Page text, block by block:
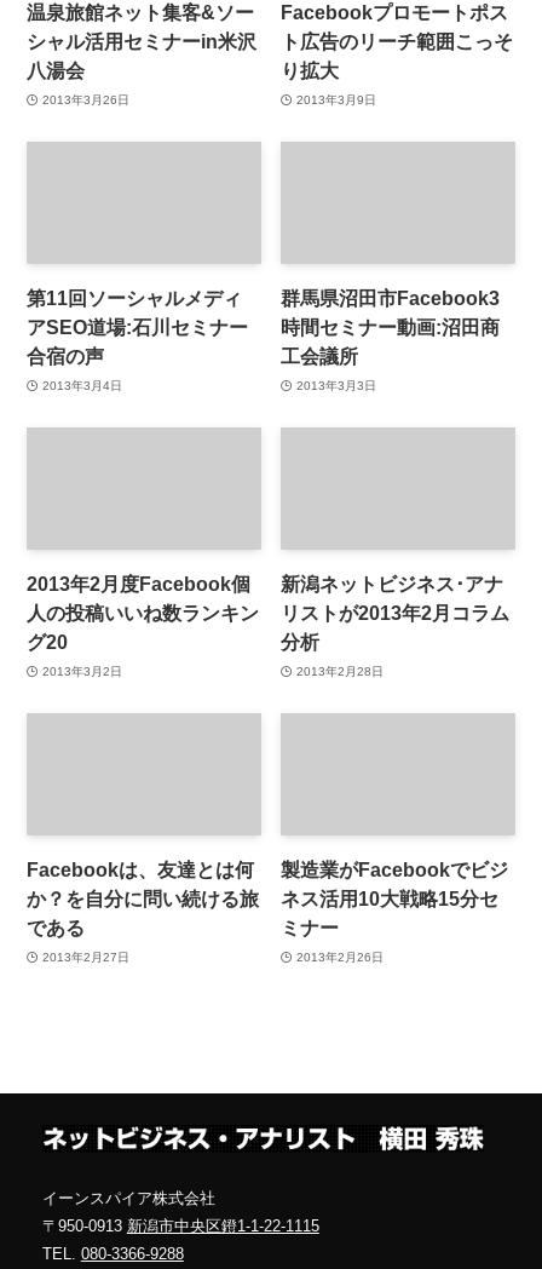
温泉旅館ネット集客&ソー
シャル活用セミナーin米沢
八湯会
2013年3月26日
Facebookプロモートポス
ト広告のリーチ範囲こっそ
り拡大
2013年3月9日
第11回ソーシャルメディ
アSEO道場:石川セミナー
合宿の声
2013年3月4日
群馬県沼田市Facebook3
時間セミナー動画:沼田商
工会議所
2013年3月3日
2013年2月度Facebook個
人の投稿いいね数ランキン
グ20
2013年3月2日
新潟ネットビジネス･アナ
リストが2013年2月コラム
分析
2013年2月28日
Facebookは、友達とは何
か？を自分に問い続ける旅
である
2013年2月27日
製造業がFacebookでビジ
ネス活用10大戦略15分セ
ミナー
2013年2月26日
イーンスパイア株式会社
〒950-0913 新潟市中央区鐙1-1-22-1115
TEL. 080-3366-9288